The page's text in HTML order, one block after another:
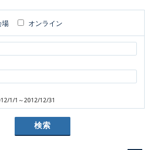
場 オンライン
1/1～2012/12/31